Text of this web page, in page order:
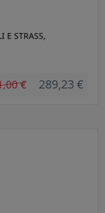
E STRASS,
€ 289,23 €